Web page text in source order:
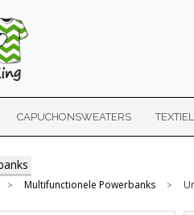
CAPUCHONSWEATERS TEXTIEL
> Multifunctionele Powerbanks >